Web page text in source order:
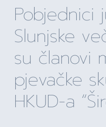
Pobjednici
Slunjske
su članovi
pjevačke
HKUD-a